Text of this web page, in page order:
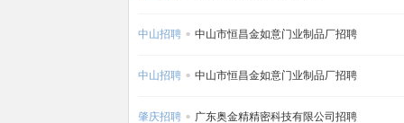
中山招聘 中山市恒昌金如意门业制品厂招聘
中山招聘 中山市恒昌金如意门业制品厂招聘
肇庆招聘 广东奥金精精密科技有限公司招聘